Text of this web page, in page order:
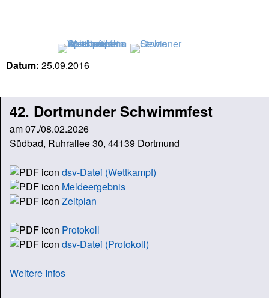
Datum: 25.09.2016
42. Dortmunder Schwimmfest
am 07./08.02.2026
Südbad, Ruhrallee 30, 44139 Dortmund
dsv-Datei (Wettkampf)
Meldeergebnis
Zeitplan
Protokoll
dsv-Datei (Protokoll)
Weitere Infos